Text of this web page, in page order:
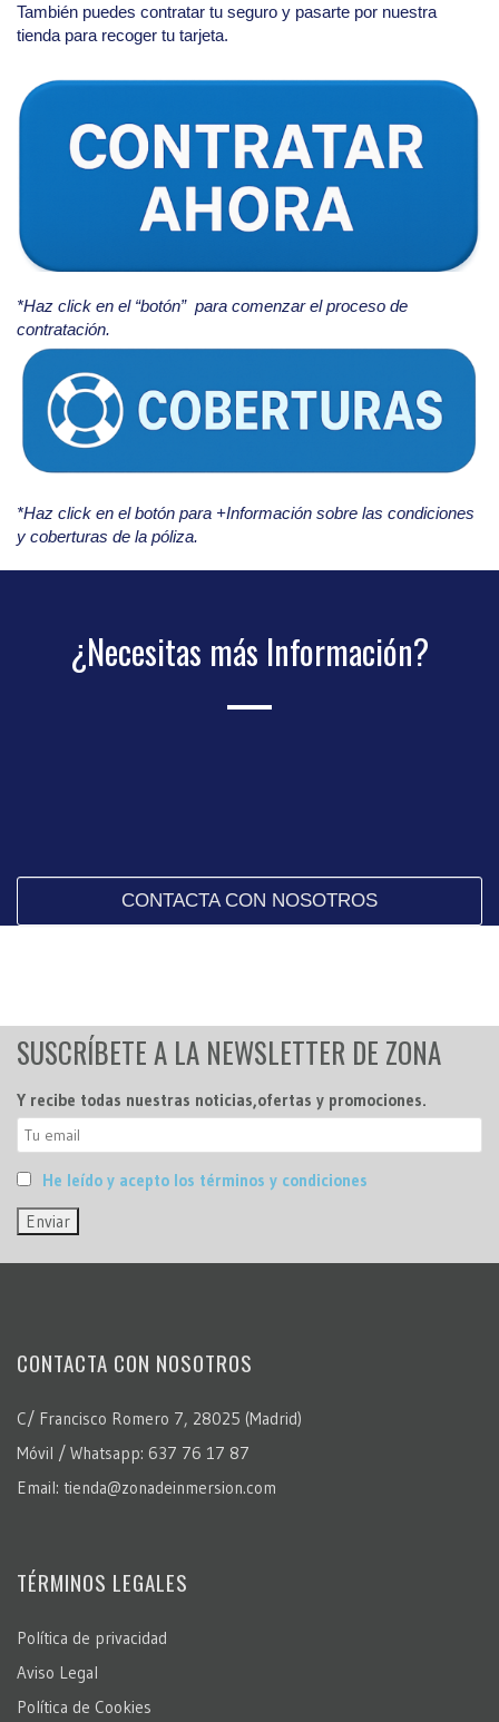
También puedes contratar tu seguro y pasarte por nuestra
tienda para recoger tu tarjeta.
*Haz click en el “botón” para comenzar el proceso de
contratación.
*Haz click en el botón para +Información sobre las condiciones
y coberturas de la póliza.
¿Necesitas más Información?
CONTACTA CON NOSOTROS
SUSCRÍBETE A LA NEWSLETTER DE ZONA
Y recibe todas nuestras noticias,ofertas y promociones.
He leído y acepto los términos y condiciones
CONTACTA CON NOSOTROS
C/ Francisco Romero 7, 28025 (Madrid)
Móvil / Whatsapp: 637 76 17 87
Email: tienda@zonadeinmersion.com
TÉRMINOS LEGALES
Política de privacidad
Aviso Legal
Política de Cookies